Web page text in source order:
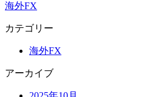
海外FX
カテゴリー
海外FX
アーカイブ